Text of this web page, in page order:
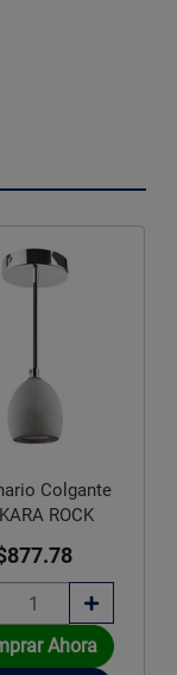
Danubio blanco Foncer
sobre pedido